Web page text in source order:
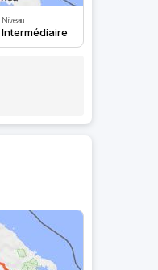
Niveau
Intermédiaire